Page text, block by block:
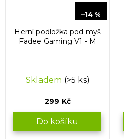
–14 %
Herní podložka pod myš
Fadee Gaming V1 - M
Skladem (>5 ks)
299 Kč
Do košíku